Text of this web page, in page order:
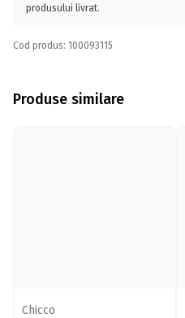
produsului livrat.
Cod produs: 100093115
Produse similare
Chicco